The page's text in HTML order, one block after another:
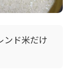
ンド米だけ